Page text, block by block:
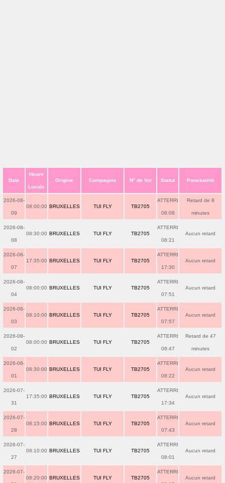
Date
Heure
Locale
Origine Compagnie N° de Vol Statut Ponctualité
2026-08-
09
08:00:00 BRUXELLES TUI FLY TB2705
ATTERRI
08:08
Retard de 8
minutes
2026-08-
08
08:30:00 BRUXELLES TUI FLY TB2705
ATTERRI
08:21
Aucun retard
2026-08-
07
17:35:00 BRUXELLES TUI FLY TB2705
ATTERRI
17:30
Aucun retard
2026-08-
04
08:00:00 BRUXELLES TUI FLY TB2705
ATTERRI
07:51
Aucun retard
2026-08-
03
08:10:00 BRUXELLES TUI FLY TB2705
ATTERRI
07:57
Aucun retard
2026-08-
02
08:00:00 BRUXELLES TUI FLY TB2705
ATTERRI
08:47
Retard de 47
minutes
2026-08-
01
08:30:00 BRUXELLES TUI FLY TB2705
ATTERRI
08:22
Aucun retard
2026-07-
31
17:35:00 BRUXELLES TUI FLY TB2705
ATTERRI
17:34
Aucun retard
2026-07-
28
08:15:00 BRUXELLES TUI FLY TB2705
ATTERRI
07:43
Aucun retard
2026-07-
27
08:10:00 BRUXELLES TUI FLY TB2705
ATTERRI
08:01
Aucun retard
2026-07-
08:20:00 BRUXELLES TUI FLY TB2705
ATTERRI
Aucun retard